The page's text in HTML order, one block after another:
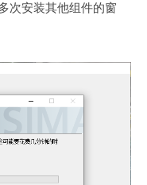
次安装其他组件的窗